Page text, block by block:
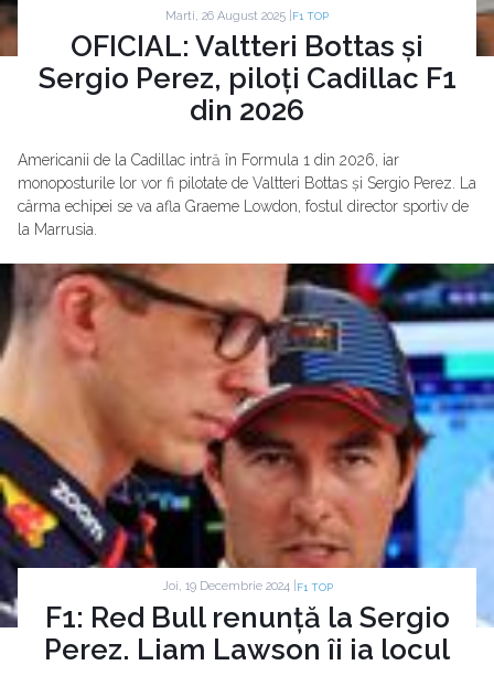
Marti, 26 August 2025 | F1 TOP
OFICIAL: Valtteri Bottas și
Sergio Perez, piloți Cadillac F1
din 2026
Americanii de la Cadillac intră în Formula 1 din 2026, iar
monoposturile lor vor fi pilotate de Valtteri Bottas și Sergio Perez. La
cârma echipei se va afla Graeme Lowdon, fostul director sportiv de
la Marrusia.
Joi, 19 Decembrie 2024 | F1 TOP
F1: Red Bull renunță la Sergio
Perez. Liam Lawson îi ia locul